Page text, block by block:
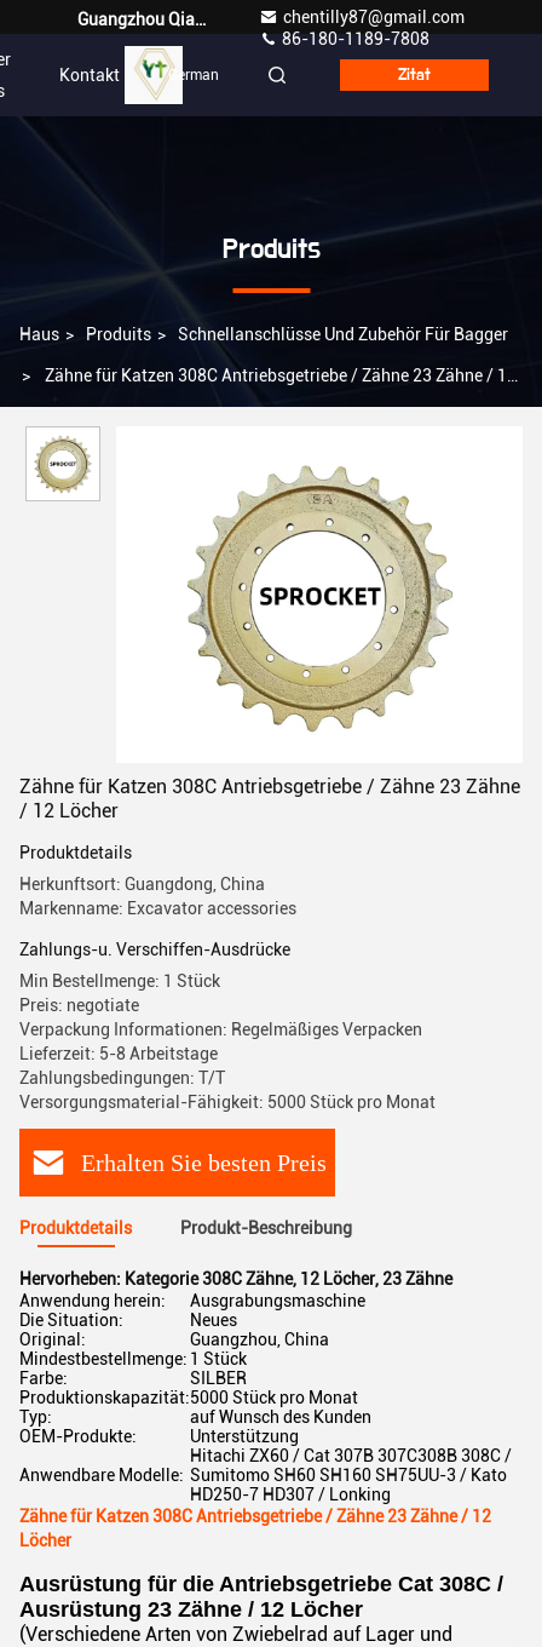
Guangzhou Qianyuan Construction Machinery Co,.LTD
chentilly87@gmail.com
86-180-1189-7808
Kontakt German Zitat
Produits
Haus > Produits > Schnellanschlüsse Und Zubehör Für Bagger
> Zähne für Katzen 308C Antriebsgetriebe / Zähne 23 Zähne / 12
Zähne für Katzen 308C Antriebsgetriebe / Zähne 23 Zähne
/ 12 Löcher
Produktdetails
Herkunftsort: Guangdong, China
Markenname: Excavator accessories
Zahlungs-u. Verschiffen-Ausdrücke
Min Bestellmenge: 1 Stück
Preis: negotiate
Verpackung Informationen: Regelmäßiges Verpacken
Lieferzeit: 5-8 Arbeitstage
Zahlungsbedingungen: T/T
Versorgungsmaterial-Fähigkeit: 5000 Stück pro Monat
Erhalten Sie besten Preis
Produktdetails Produkt-Beschreibung
Hervorheben: Kategorie 308C Zähne, 12 Löcher, 23 Zähne
Anwendung herein:
Ausgrabungsmaschine
Die Situation:
Neues
Original:
Guangzhou, China
Mindestbestellmenge: 1 Stück
Farbe:
SILBER
Produktionskapazität:5000 Stück pro Monat
Typ:
auf Wunsch des Kunden
OEM-Produkte:
Unterstützung
Anwendbare Modelle:
Hitachi ZX60 / Cat 307B 307C308B 308C /
Sumitomo SH60 SH160 SH75UU-3 / Kato
HD250-7 HD307 / Lonking
Zähne für Katzen 308C Antriebsgetriebe / Zähne 23 Zähne / 12
Löcher
Ausrüstung für die Antriebsgetriebe Cat 308C /
Ausrüstung 23 Zähne / 12 Löcher
(Verschiedene Arten von Zwiebelrad auf Lager und